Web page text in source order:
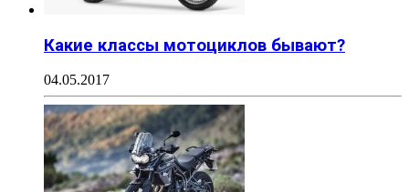
Какие классы мотоциклов бывают?
04.05.2017